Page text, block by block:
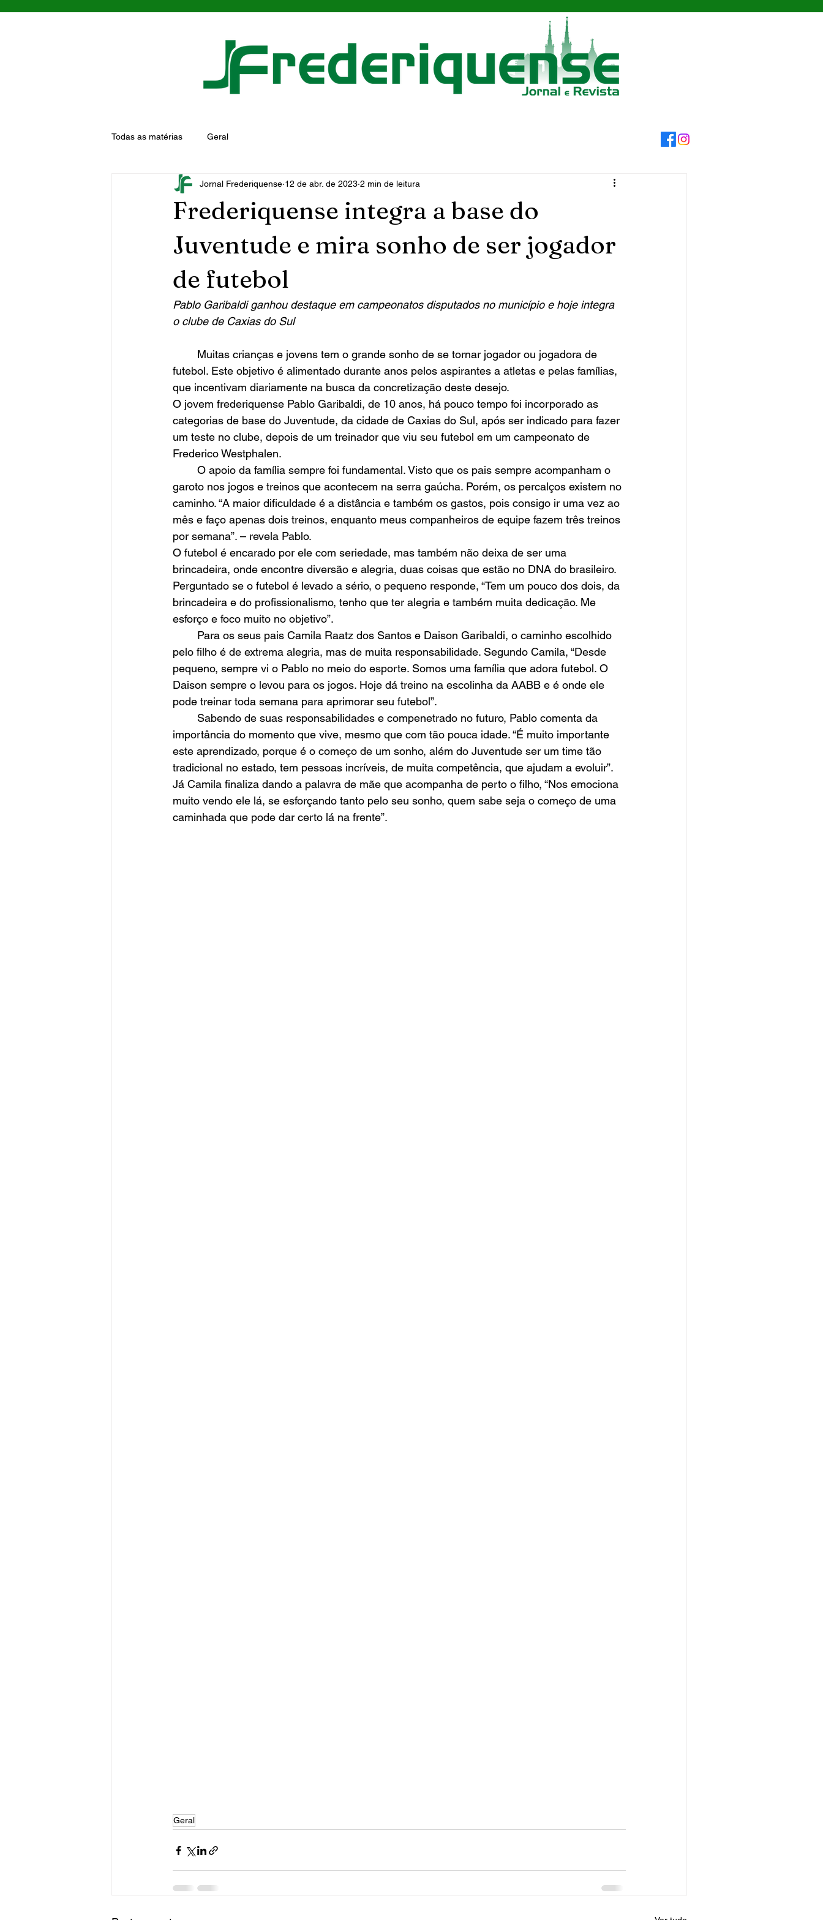
Todas as matérias Geral
Frederiquense integra a base do
Juventude e mira sonho de ser jogador
de futebol
Jornal Frederiquense 12 de abr. de 2023 2 min de leitura
Pablo Garibaldi ganhou destaque em campeonatos disputados no município e hoje integra
o clube de Caxias do Sul
futebol. Este objetivo é alimentado durante anos pelos aspirantes a atletas e pelas famílias,
que incentivam diariamente na busca da concretização deste desejo.
O jovem frederiquense Pablo Garibaldi, de 10 anos, há pouco tempo foi incorporado as
categorias de base do Juventude, da cidade de Caxias do Sul, após ser indicado para fazer
um teste no clube, depois de um treinador que viu seu futebol em um campeonato de
Frederico Westphalen.
garoto nos jogos e treinos que acontecem na serra gaúcha. Porém, os percalços existem no
caminho. “A maior dificuldade é a distância e também os gastos, pois consigo ir uma vez ao
mês e faço apenas dois treinos, enquanto meus companheiros de equipe fazem três treinos
por semana”. – revela Pablo.
O futebol é encarado por ele com seriedade, mas também não deixa de ser uma
brincadeira, onde encontre diversão e alegria, duas coisas que estão no DNA do brasileiro.
Perguntado se o futebol é levado a sério, o pequeno responde, “Tem um pouco dos dois, da
brincadeira e do profissionalismo, tenho que ter alegria e também muita dedicação. Me
esforço e foco muito no objetivo”.
pelo filho é de extrema alegria, mas de muita responsabilidade. Segundo Camila, “Desde
pequeno, sempre vi o Pablo no meio do esporte. Somos uma família que adora futebol. O
Daison sempre o levou para os jogos. Hoje dá treino na escolinha da AABB e é onde ele
pode treinar toda semana para aprimorar seu futebol”.
importância do momento que vive, mesmo que com tão pouca idade. “É muito importante
este aprendizado, porque é o começo de um sonho, além do Juventude ser um time tão
tradicional no estado, tem pessoas incríveis, de muita competência, que ajudam a evoluir”.
Já Camila finaliza dando a palavra de mãe que acompanha de perto o filho, “Nos emociona
muito vendo ele lá, se esforçando tanto pelo seu sonho, quem sabe seja o começo de uma
caminhada que pode dar certo lá na frente”.
Geral